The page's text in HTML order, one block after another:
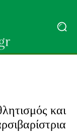
και